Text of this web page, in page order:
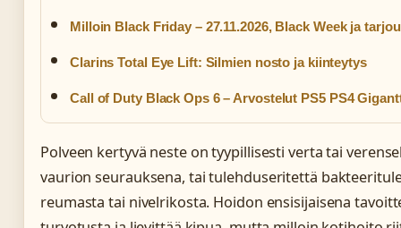
Milloin Black Friday – 27.11.2026, Black Week ja
Clarins Total Eye Lift: Silmien nosto ja kiinteytys
Call of Duty Black Ops 6 – Arvostelut PS5 PS4
Polveen kertyvä neste on tyypillisesti verta tai
vaurion seurauksena, tai tulehduseritettä
reumasta tai nivelrikosta. Hoidon ensisijaisena